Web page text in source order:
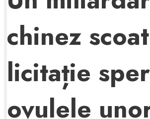
chinez
licitație
ovulele